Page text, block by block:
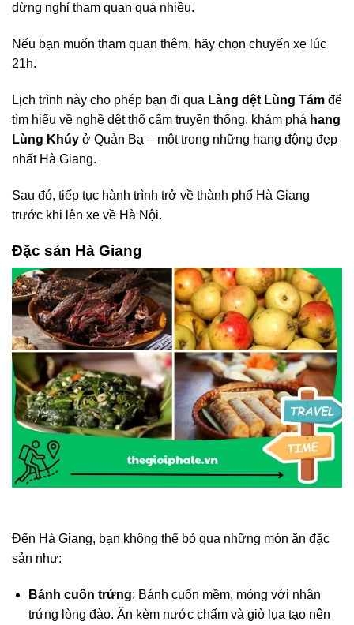
dừng nghỉ tham quan quá nhiều.
Nếu bạn muốn tham quan thêm, hãy chọn chuyến xe lúc
21h.
Lịch trình này cho phép bạn đi qua Làng dệt Lùng Tám để
tìm hiểu về nghề dệt thổ cẩm truyền thống, khám phá hang
Lùng Khúy ở Quản Bạ – một trong những hang động đẹp
nhất Hà Giang.
Sau đó, tiếp tục hành trình trở về thành phố Hà Giang
trước khi lên xe về Hà Nội.
Đặc sản Hà Giang
Đến Hà Giang, bạn không thể bỏ qua những món ăn đặc
sản như:
Bánh cuốn trứng: Bánh cuốn mềm, mỏng với nhân
trứng lòng đào. Ăn kèm nước chấm và giò lụa tạo nên